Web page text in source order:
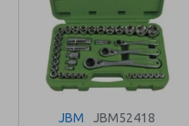
JBM JBM52418